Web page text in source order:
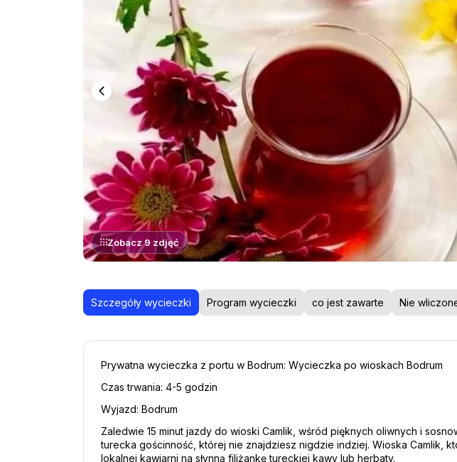
Zobacz 9 zdjęć
Szczegóły wycieczki Program wycieczki co jest zawarte Nie
Prywatna wycieczka z portu w Bodrum: Wycieczka po wioskach Bodrum
Czas trwania: 4-5 godzin
Wyjazd: Bodrum
Zaledwie 15 minut jazdy do wioski Camlik, wśród pięknych oliwnych i
turecka gościnność, której nie znajdziesz nigdzie indziej. Wioska Camlik,
lokalnej kawiarni na słynną filiżankę tureckiej kawy lub herbaty.